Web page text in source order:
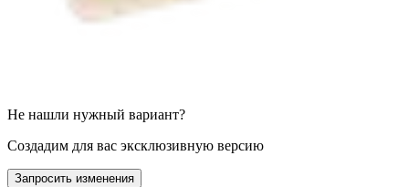
Не нашли нужный вариант?
Создадим для вас эксклюзивную версию
Запросить изменения